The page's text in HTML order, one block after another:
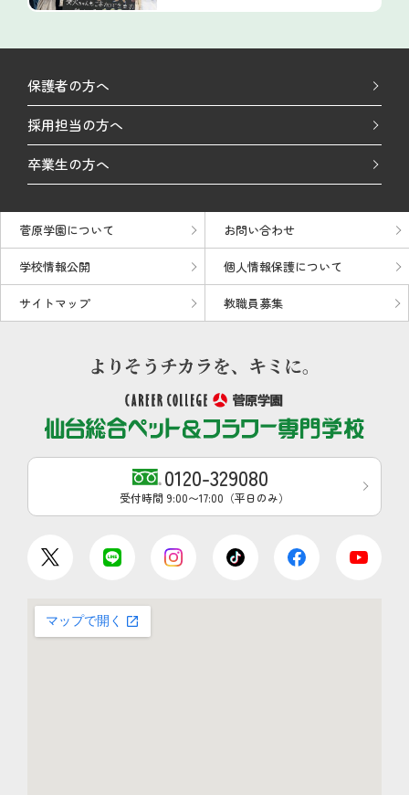
保護者の方へ
採用担当の方へ
卒業生の方へ
菅原学園について お問い合わせ
学校情報公開 個人情報保護について
サイトマップ 教職員募集
0120-329080
受付時間 9:00〜17:00（平日のみ）